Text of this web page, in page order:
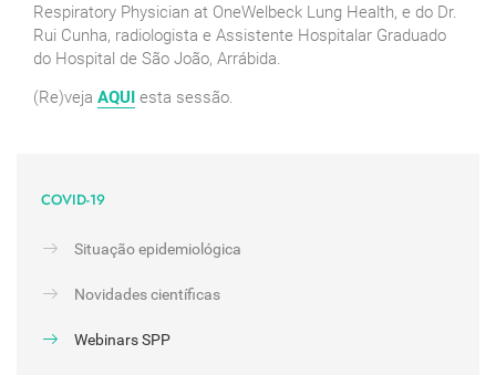
COVID-19
Situação epidemiológica
Novidades científicas
Webinars SPP
Respiratory Physician at OneWelbeck Lung Health, e do Dr.
Rui Cunha, radiologista e Assistente Hospitalar Graduado
do Hospital de São João, Arrábida.
(Re)veja AQUI esta sessão.